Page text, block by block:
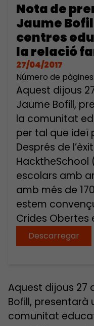
Nota de
Jaume
centres
la relació
27/04/2017
Número de
Aquest dijous
Jaume Bofill,
la comunitat
per tal que ideï
Després de
HacktheSchool
escolars amb
amb més de
estem
Crides Obertes
Descarregar
Aquest dijous 27
Bofill, presentarà
comunitat